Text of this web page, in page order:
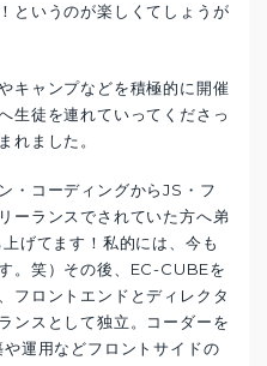
というのが楽しくてしょうが
キャンプなどを積極的に開催
生徒を連れていってくださっ
れました。
・コーディングからJS・フ
ーランスでされていた方へ弟
げてます！私的には、今も
。笑）その後、EC-CUBEを
フロントエンドとディレクタ
ンスとして独立。コーダーを
運用などフロントサイドの